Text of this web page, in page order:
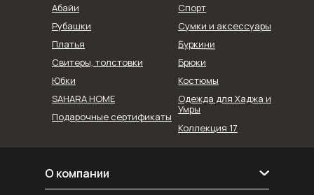
Абайи
Рубашки
Коллекция 17
Спорт
Сумки и аксессуары
Юбки
Брюки
SAHARA HOME
Платья
Свитеры, толстовки
Буркини
Костюмы
Подарочные сертификаты
Одежда для Хаджа и
Умры
О компании